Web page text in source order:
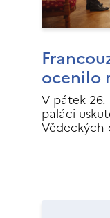
ocenilo
V pátek 26.
paláci
Vědeckých